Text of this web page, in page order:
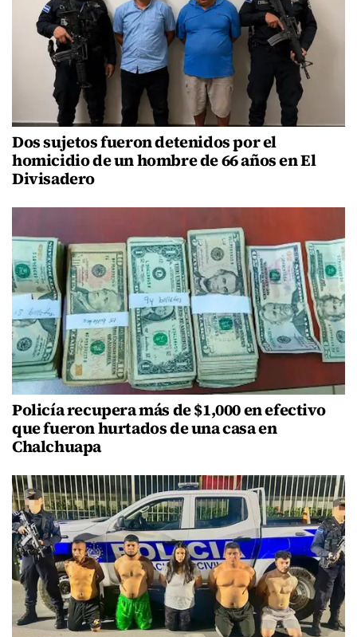
Dos sujetos fueron detenidos por el
homicidio de un hombre de 66 años en El
Divisadero
Policía recupera más de $1,000 en efectivo
que fueron hurtados de una casa en
Chalchuapa